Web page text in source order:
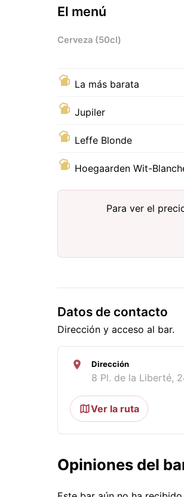
El menú
Cerveza (50cl)
La más barata
Jupiler
Leffe Blonde
Hoegaarden Wit-
Para ver el
Datos de contacto
Dirección y acceso al bar.
Dirección
8 Pl. de la Liberté,
Ver la ruta
Opiniones del